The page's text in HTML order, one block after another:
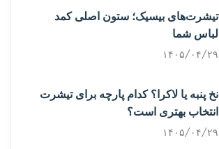
تیشرت‌های بیسیک؛ ستون اصلی کمد
لباس شما
۱۴۰۵/۰۴/۲۹
نخ پنبه یا لاکرا؟ کدام پارچه برای تیشرت
انتخاب بهتری است؟
۱۴۰۵/۰۴/۲۹